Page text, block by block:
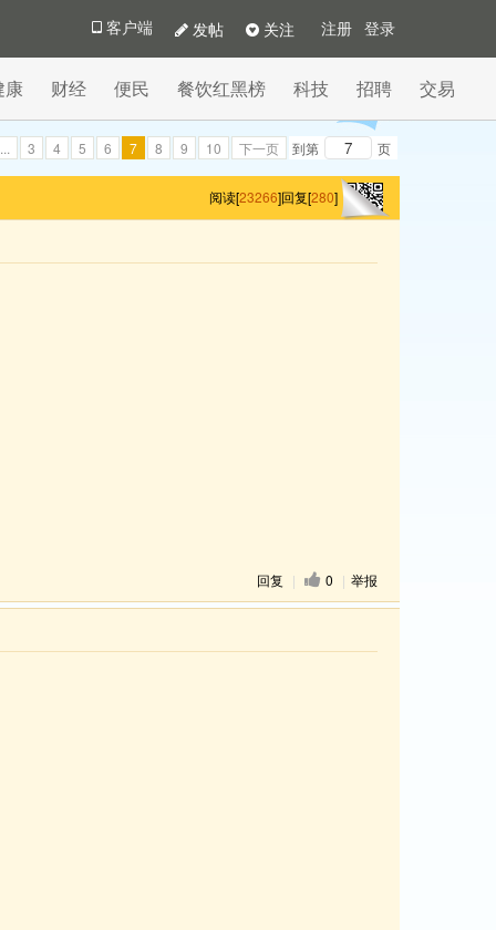
注册 登录
关注
发帖
客户端
康 财经 便民 餐饮红黑榜 科技 招聘 交易
3 4 5 6 7 8 9 10 下一页 到第 页
阅读[23266]回复[280]
回复 | 0 | 举报